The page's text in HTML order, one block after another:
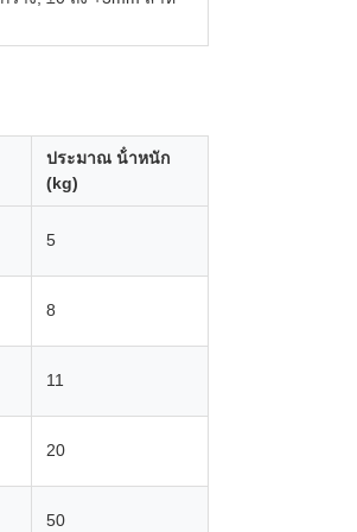
ประมาณ น้ําหนัก
(kg)
5
8
11
20
50